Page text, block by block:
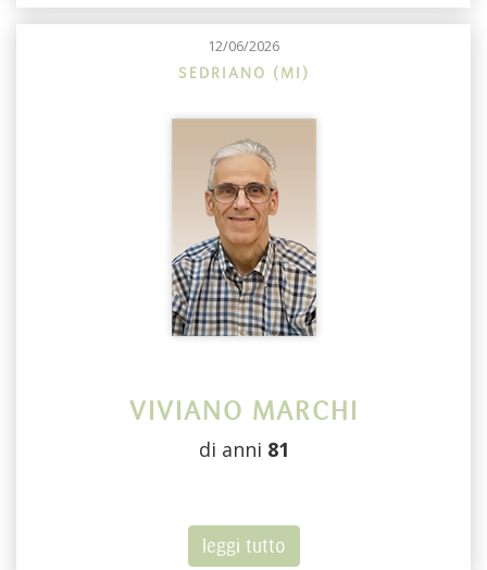
12/06/2026
SEDRIANO (MI)
VIVIANO MARCHI
di anni 81
leggi tutto